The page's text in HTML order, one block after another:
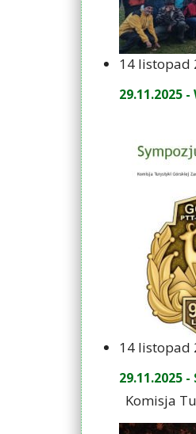
14 listopad
14 listopad
29.11.2025
Komisja